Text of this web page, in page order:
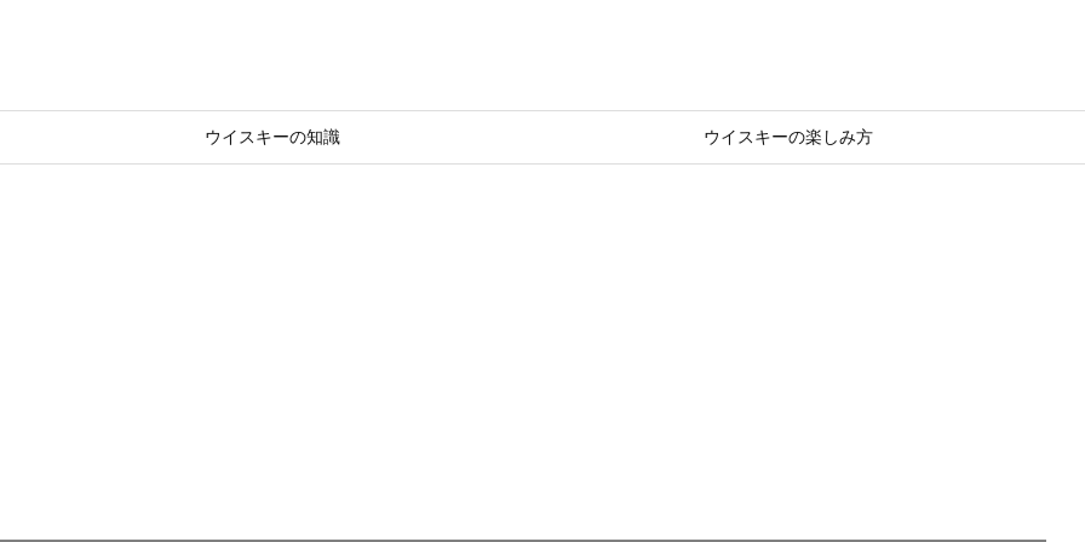
ウイスキーの知識 ウイスキーの楽しみ方